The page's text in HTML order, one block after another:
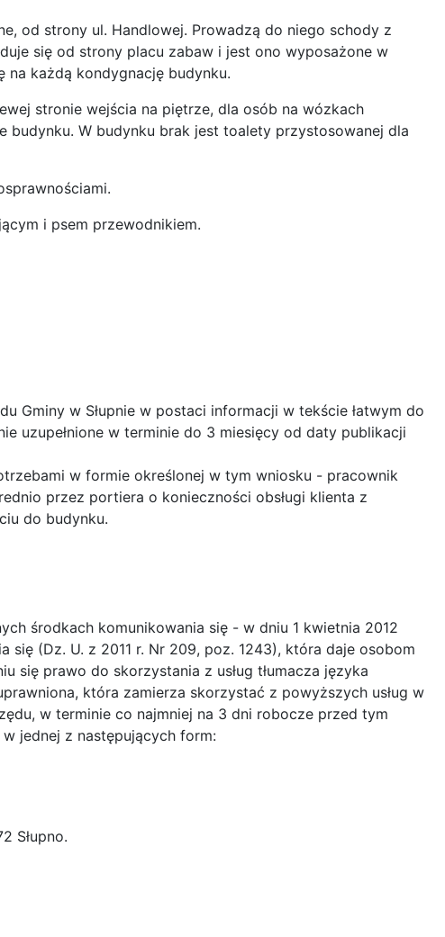
od strony ul. Handlowej. Prowadzą do niego schody z
się od strony placu zabaw i jest ono wyposażone w
na każdą kondygnację budynku.
stronie wejścia na piętrze, dla osób na wózkach
W budynku brak jest toalety przystosowanej dla
i psem przewodnikiem.
Gminy w Słupnie w postaci informacji w tekście łatwym do
uzupełnione w terminie do 3 miesięcy od daty publikacji
w formie określonej w tym wniosku - pracownik
przez portiera o konieczności obsługi klienta z
do budynku.
środkach komunikowania się - w dniu 1 kwietnia 2012
(Dz. U. z 2011 r. Nr 209, poz. 1243), która daje osobom
się prawo do skorzystania z usług tłumacza języka
która zamierza skorzystać z powyższych usług w
w terminie co najmniej na 3 dni robocze przed tym
w jednej z następujących form:
Słupno.